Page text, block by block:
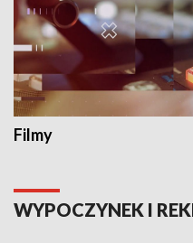
Filmy
WYPOCZYNEK I